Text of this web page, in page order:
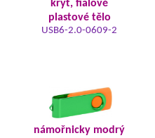
kryt, fialové
plastové tělo
USB6-2.0-0609-2
námořnicky modrý